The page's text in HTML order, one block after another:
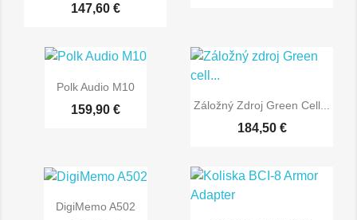
147,60 €
Polk Audio M10
159,90 € Záložný Zdroj Green Cell...
184,50 €
DigiMemo A502